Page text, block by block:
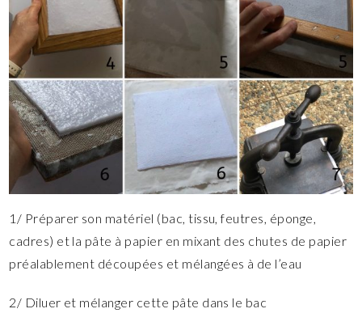
1/ Préparer son matériel (bac, tissu, feutres, éponge,
cadres) et la pâte à papier en mixant des chutes de papier
préalablement découpées et mélangées à de l’eau
2/ Diluer et mélanger cette pâte dans le bac